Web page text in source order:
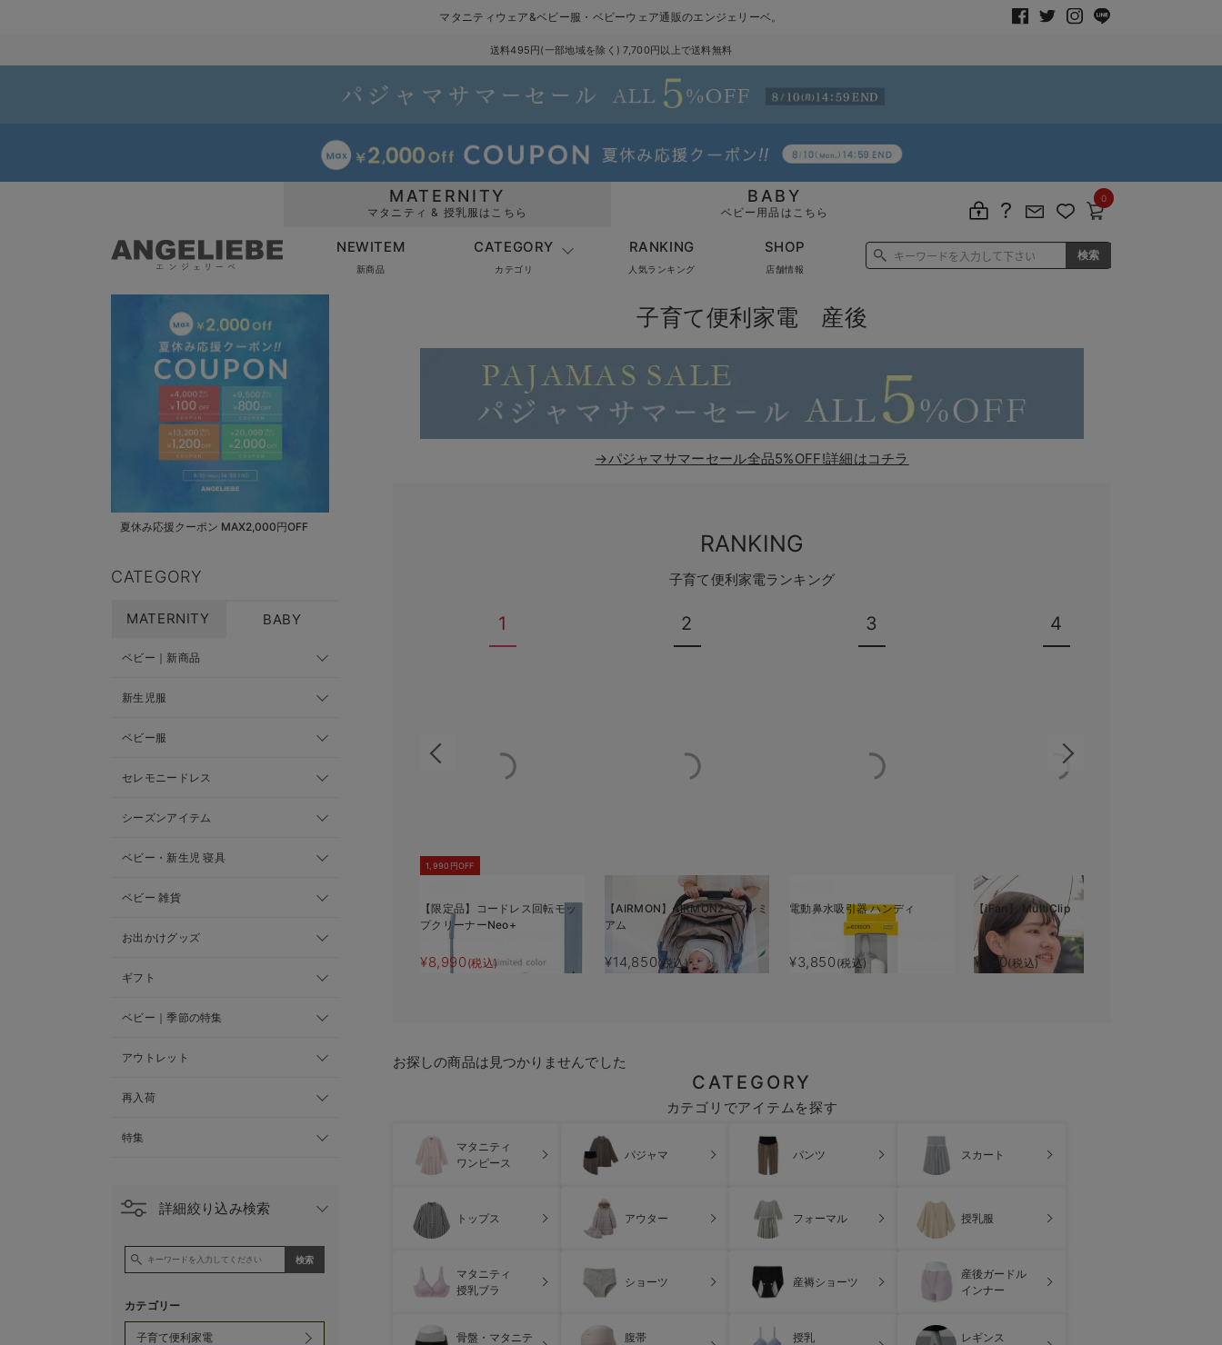
マタニティウェア&ベビー服・ベビーウェア通販のエンジェリーベ。
送料495円(一部地域を除く) 7,700円以上で送料無料
MATERNITY
マタニティ & 授乳服はこちら
BABY
ベビー用品はこちら
0
NEWITEM
新商品
CATEGORY
カテゴリ
RANKING
人気ランキング
SHOP
店舗情報
夏休み応援クーポン MAX2,000円OFF
CATEGORY
MATERNITY BABY
ベビー｜新商品
新生児服
ベビー服
セレモニードレス
シーズンアイテム
ベビー・新生児 寝具
ベビー 雑貨
お出かけグッズ
ギフト
ベビー｜季節の特集
アウトレット
再入荷
特集
詳細絞り込み検索
カテゴリー
子育て便利家電 産後
→パジャマサマーセール全品5%OFF!詳細はコチラ
RANKING
子育て便利家電ランキング
1
1,990円OFF
【限定品】コードレス回転モッ
プクリーナーNeo+
¥8,990(税込)
2
【AIRMON】AIRMON2 プレミ
アム
¥14,850(税込)
3
電動鼻水吸引器 ハンディ
¥3,850 (税込)
4
【iFan】 MultiClip
¥880(税込)
お探しの商品は見つかりませんでした
CATEGORY
カテゴリでアイテムを探す
マタニティ
ワンピース
パジャマ パンツ スカート
トップス アウター フォーマル 授乳服
マタニティ
授乳ブラ
ショーツ 産褥ショーツ
産後ガードル
インナー
骨盤・マタニテ
腹帯
授乳
レギンス